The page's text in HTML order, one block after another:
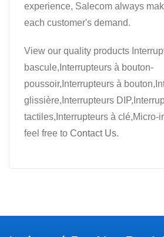
experience, Salecom always
each customer's demand.
View our quality products
bascule,Interrupteurs à bouton-
poussoir,Interrupteurs à
glissière,Interrupteurs
tactiles,Interrupteurs à clé,Micro-
feel free to Contact Us.